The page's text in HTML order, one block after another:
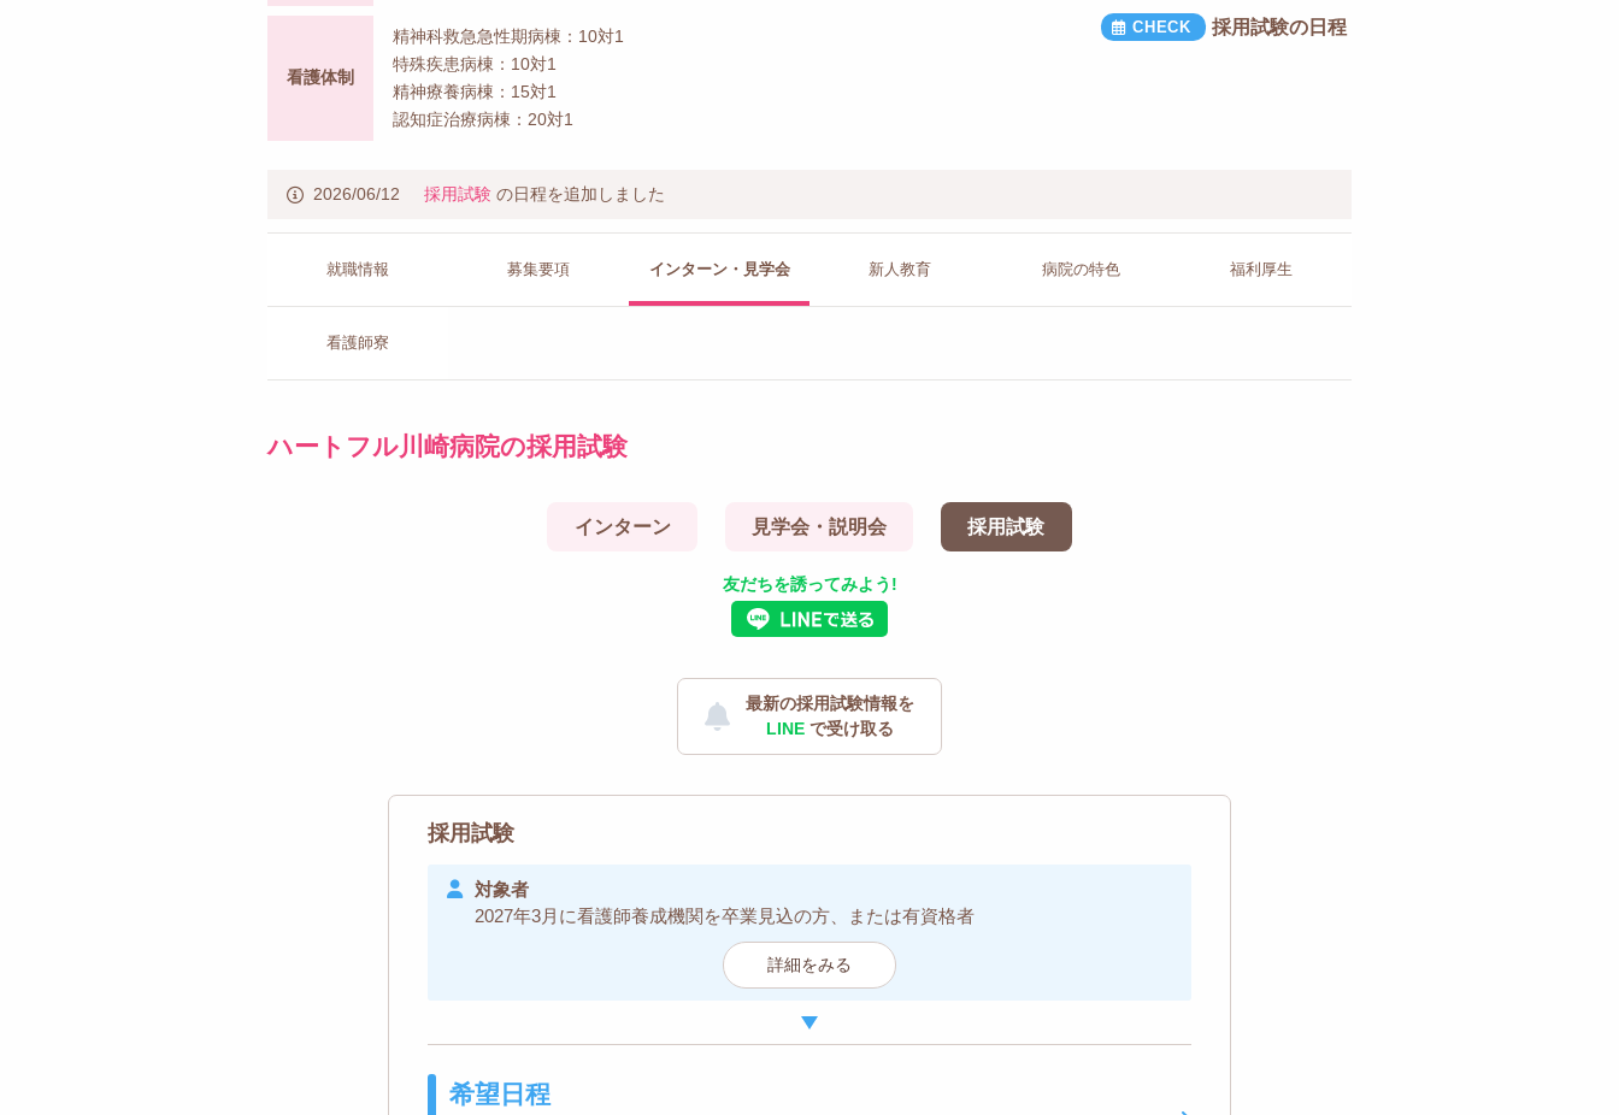
看護体制
精神科救急急性期病棟：10対1
特殊疾患病棟：10対1
精神療養病棟：15対1
認知症治療病棟：20対1
採用試験の日程
2026/06/12 採用試験 の日程を追加しました
就職情報 募集要項 インターン・見学会 新人教育 病院の特色 福利厚生
看護師寮
ハートフル川崎病院の採用試験
インターン 見学会・説明会 採用試験
友だちを誘ってみよう!
最新の採用試験情報を
LINE で受け取る
採用試験
対象者
2027年3月に看護師養成機関を卒業見込の方、または有資格者
詳細をみる
希望日程